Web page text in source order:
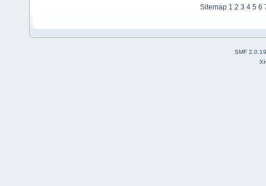
Sitemap 1 2 3 4 5 6
SMF 2.0.19